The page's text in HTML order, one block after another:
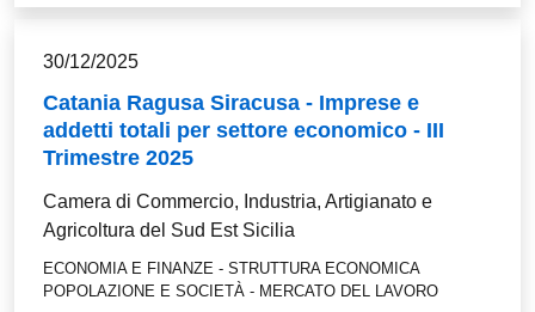
30/12/2025
Catania Ragusa Siracusa - Imprese e
addetti totali per settore economico - III
Trimestre 2025
Camera di Commercio, Industria, Artigianato e
Agricoltura del Sud Est Sicilia
ECONOMIA E FINANZE - STRUTTURA ECONOMICA
POPOLAZIONE E SOCIETÀ - MERCATO DEL LAVORO